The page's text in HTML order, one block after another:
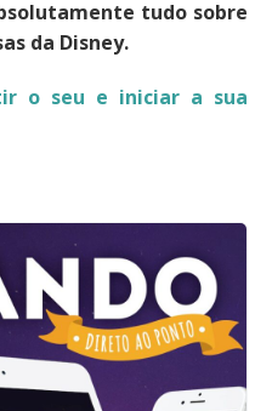
tudo sobre
da Disney.
o seu e iniciar a sua